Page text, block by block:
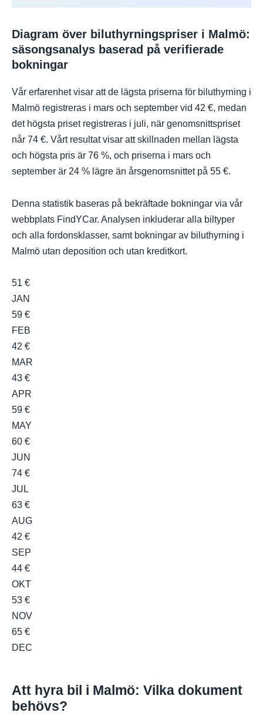
Diagram över biluthyrningspriser i Malmö:
säsongsanalys baserad på verifierade
bokningar
Vår erfarenhet visar att de lägsta priserna för biluthyrning i
Malmö registreras i mars och september vid 42 €, medan
det högsta priset registreras i juli, när genomsnittspriset
når 74 €. Vårt resultat visar att skillnaden mellan lägsta
och högsta pris är 76 %, och priserna i mars och
september är 24 % lägre än årsgenomsnittet på 55 €.
Denna statistik baseras på bekräftade bokningar via vår
webbplats FindYCar. Analysen inkluderar alla biltyper
och alla fordonsklasser, samt bokningar av biluthyrning i
Malmö utan deposition och utan kreditkort.
51 €
JAN
59 €
FEB
42 €
MAR
43 €
APR
59 €
MAY
60 €
JUN
74 €
JUL
63 €
AUG
42 €
SEP
44 €
OKT
53 €
NOV
65 €
DEC
Att hyra bil i Malmö: Vilka dokument
behövs?